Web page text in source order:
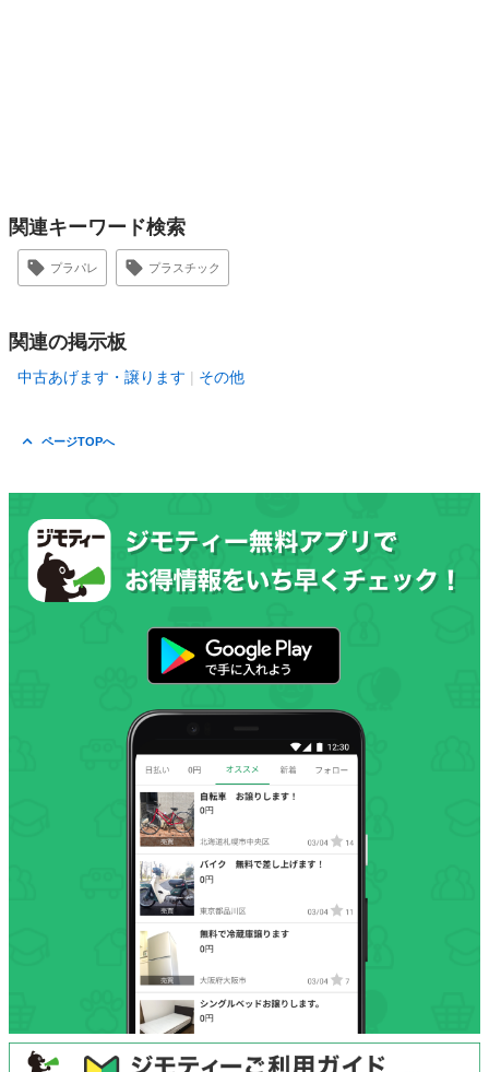
関連キーワード検索
プラパレ プラスチック
関連の掲示板
中古あげます・譲ります その他
ページTOPへ